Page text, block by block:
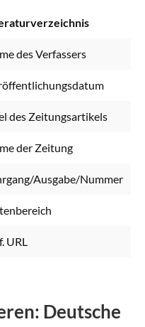
des Verfassers
des Zeitungsartikels
der Zeitung
Ausgabe/Nummer
URL
Deutsche